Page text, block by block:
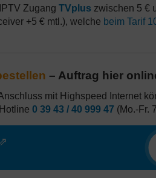
Zugang TVplus zwischen 5 €
+5 € mtl.), welche beim Tarif
– Auftrag hier
mit Highspeed Internet
0 39 43 / 40 999 47 (Mo.-Fr.